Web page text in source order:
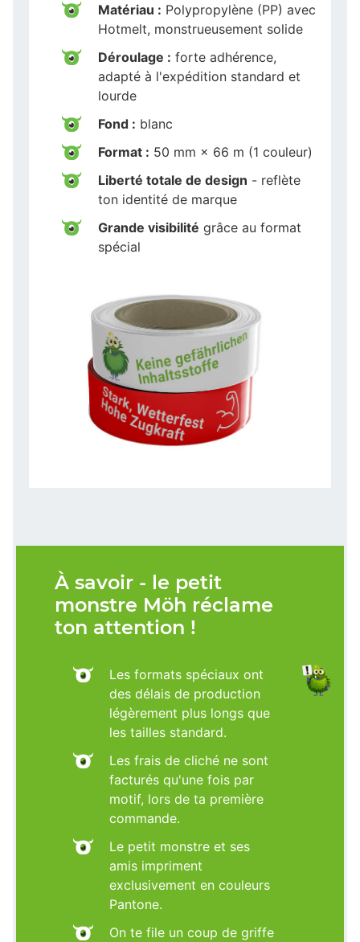
Matériau : Polypropylène (PP) avec
Hotmelt, monstrueusement solide
Déroulage : forte adhérence,
adapté à l'expédition standard et
lourde
Fond : blanc
Format : 50 mm × 66 m (1 couleur)
Liberté totale de design - reflète
ton identité de marque
Grande visibilité grâce au format
spécial
À savoir - le petit
monstre Möh réclame
ton attention !
Les formats spéciaux ont
des délais de production
légèrement plus longs que
les tailles standard.
Les frais de cliché ne sont
facturés qu'une fois par
motif, lors de ta première
commande.
Le petit monstre et ses
amis impriment
exclusivement en couleurs
Pantone.
On te file un coup de griffe